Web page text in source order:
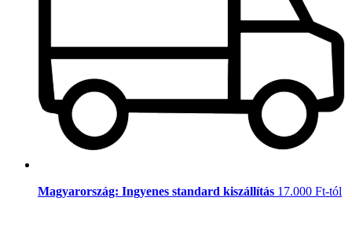
Magyarország: Ingyenes standard kiszállítás 17.000 Ft-tól